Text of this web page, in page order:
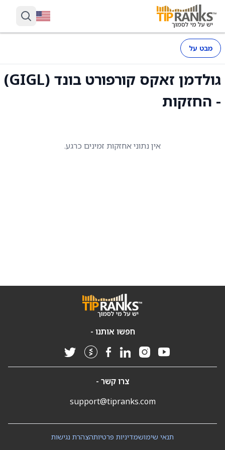
מבט על
גולדמן זאקס קורפורט בונד (GIGL)
- החזקות
אין נתוני אחזקות זמינים כרגע.
חפשו אותנו -
צרו קשר -
support@tipranks.com
הצהרת נגישותמדיניות פרטיותתנאי שימוש